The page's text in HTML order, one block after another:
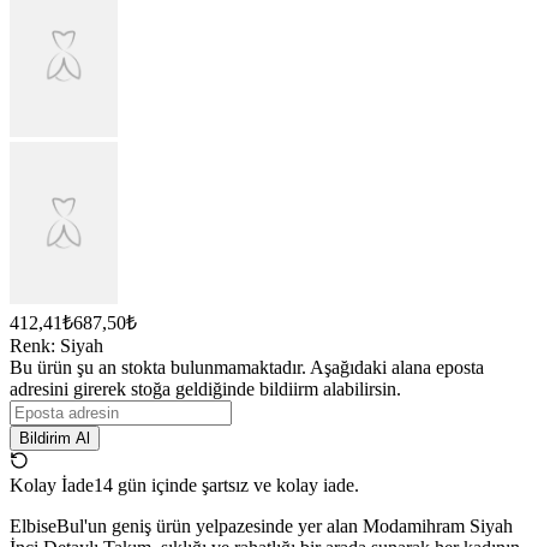
412,41₺687,50₺
Renk: Siyah
Bu ürün şu an stokta bulunmamaktadır. Aşağıdaki alana eposta
adresini girerek stoğa geldiğinde bildiirm alabilirsin.
Bildirim Al
Kolay İade14 gün içinde şartsız ve kolay iade.
ElbiseBul'un geniş ürün yelpazesinde yer alan Modamihram Siyah